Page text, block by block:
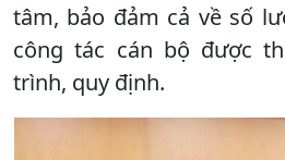
tâm, bảo đảm cả về số
công tác cán bộ được
trình, quy định.